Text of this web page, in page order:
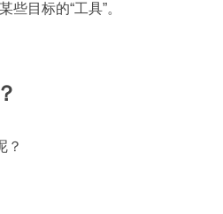
目标的“工具”。
？